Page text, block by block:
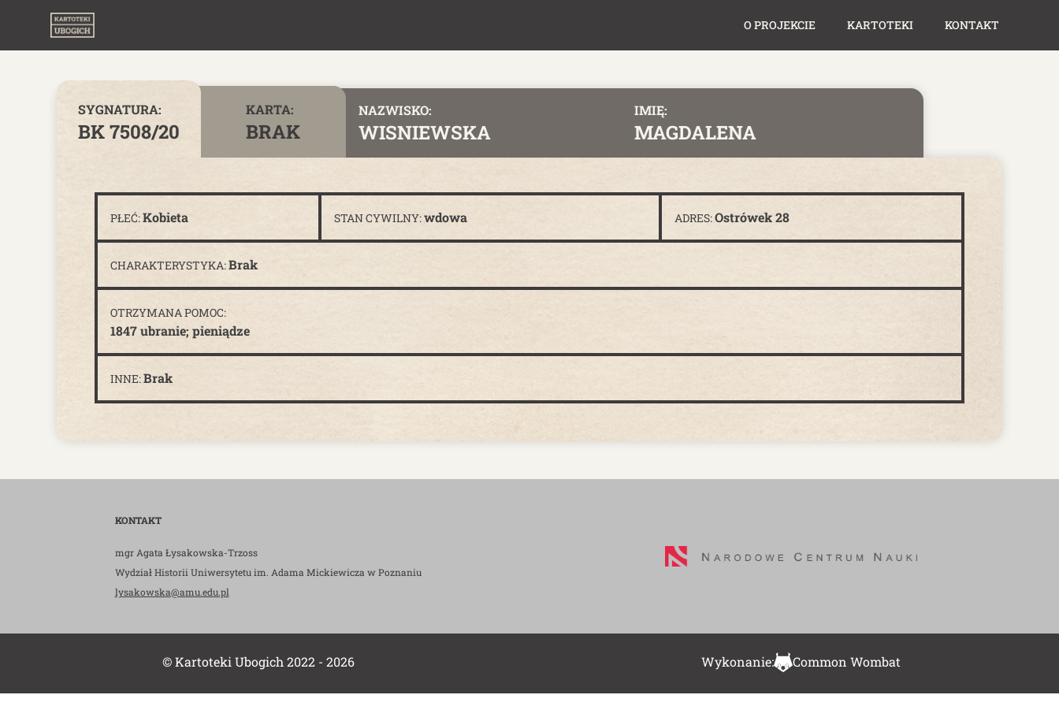
O PROJEKCIE KARTOTEKI KONTAKT
SYGNATURA:
BK 7508/20
KARTA:
BRAK
NAZWISKO:
WISNIEWSKA
IMIĘ:
MAGDALENA
PŁEĆ:Kobieta STAN CYWILNY:wdowa ADRES:Ostrówek 28
CHARAKTERYSTYKA:Brak
OTRZYMANA POMOC:
1847 ubranie; pieniądze
INNE:Brak
KONTAKT
mgr Agata Łysakowska-Trzoss
Wydział Historii Uniwersytetu im. Adama Mickiewicza w Poznaniu
lysakowska@amu.edu.pl
© Kartoteki Ubogich 2022 - 2026 Wykonanie: Common Wombat